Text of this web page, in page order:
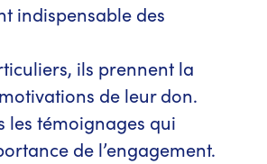
indispensable des
ils prennent la
de leur don.
les témoignages qui
de l’engagement.